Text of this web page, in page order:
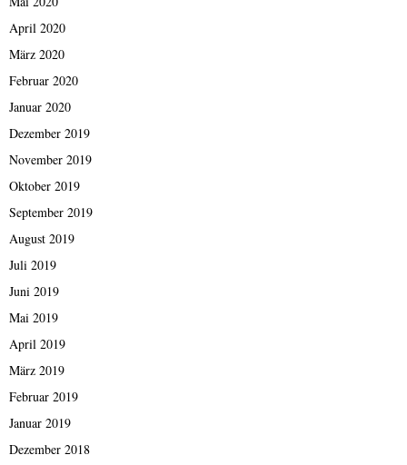
April 2020
März 2020
Februar 2020
Januar 2020
Dezember 2019
November 2019
Oktober 2019
September 2019
August 2019
Juli 2019
Juni 2019
Mai 2019
April 2019
März 2019
Februar 2019
Januar 2019
Dezember 2018